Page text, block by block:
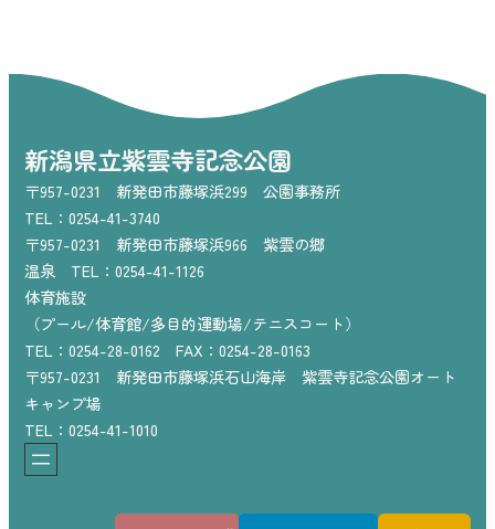
新潟県立紫雲寺記念公園
〒957-0231 新発田市藤塚浜299 公園事務所
TEL：0254-41-3740
〒957-0231 新発田市藤塚浜966 紫雲の郷
温泉 TEL：0254-41-1126
体育施設
（プール/体育館/多目的運動場/テニスコート）
TEL：0254-28-0162 FAX：0254-28-0163
〒957-0231 新発田市藤塚浜石山海岸 紫雲寺記念公園オート
キャンプ場
TEL：0254-41-1010